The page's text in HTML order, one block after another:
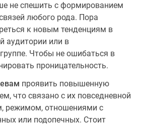
не спешить с формированием
любого рода. Пора
к новым тенденциям в
аудитории или в
Чтобы не ошибаться в
проницательность.
проявить повышенную
что связано с их повседневной
режимом, отношениями с
или подопечных. Стоит